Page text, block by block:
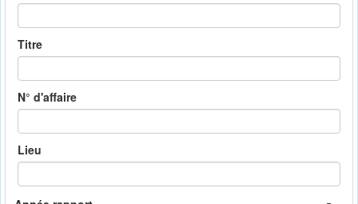
Titre
N° d'affaire
Lieu